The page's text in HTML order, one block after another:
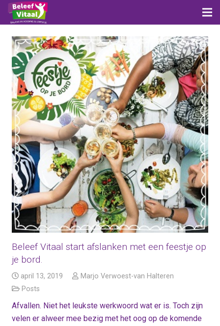
Beleef Vitaal start afslanken met een feestje op
je bord.
april 13, 2019
Marjo Verwoest-van Halteren
Posts
Afvallen. Niet het leukste werkwoord wat er is. Toch zijn
velen er alweer mee bezig met het oog op de komende